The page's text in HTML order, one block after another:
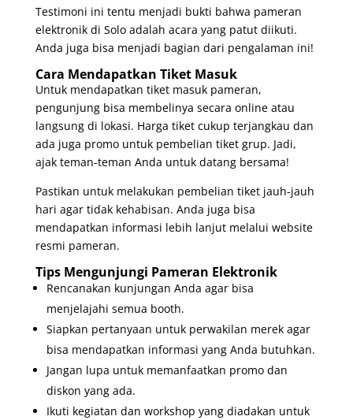
Testimoni ini tentu menjadi bukti bahwa pameran
elektronik di Solo adalah acara yang patut diikuti.
Anda juga bisa menjadi bagian dari pengalaman ini!
Cara Mendapatkan Tiket Masuk
Untuk mendapatkan tiket masuk pameran,
pengunjung bisa membelinya secara online atau
langsung di lokasi. Harga tiket cukup terjangkau dan
ada juga promo untuk pembelian tiket grup. Jadi,
ajak teman-teman Anda untuk datang bersama!
Pastikan untuk melakukan pembelian tiket jauh-jauh
hari agar tidak kehabisan. Anda juga bisa
mendapatkan informasi lebih lanjut melalui website
resmi pameran.
Tips Mengunjungi Pameran Elektronik
Rencanakan kunjungan Anda agar bisa
menjelajahi semua booth.
Siapkan pertanyaan untuk perwakilan merek agar
bisa mendapatkan informasi yang Anda butuhkan.
Jangan lupa untuk memanfaatkan promo dan
diskon yang ada.
Ikuti kegiatan dan workshop yang diadakan untuk